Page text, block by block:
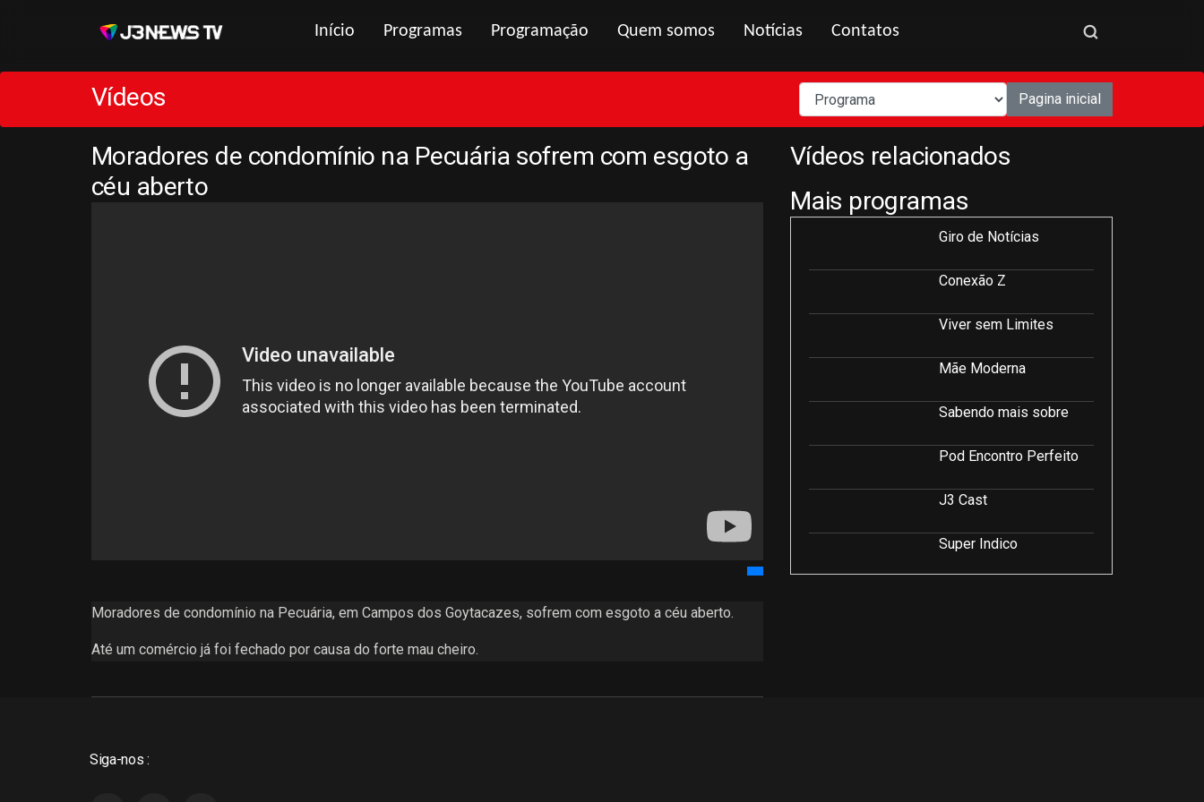
Início Programas Programação Quem somos Notícias Contatos
Vídeos Pagina inicial
Moradores de condomínio na Pecuária sofrem com esgoto a
céu aberto
Moradores de condomínio na Pecuária, em Campos dos Goytacazes, sofrem com esgoto a céu aberto.
Até um comércio já foi fechado por causa do forte mau cheiro.
Vídeos relacionados
Mais programas
Giro de Notícias
Conexão Z
Viver sem Limites
Mãe Moderna
Sabendo mais sobre
Pod Encontro Perfeito
J3 Cast
Super Indico
Siga-nos :